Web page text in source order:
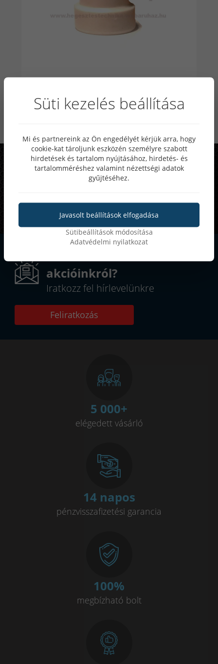
Lista ár: 3 100 Ft
Rendszeres akciók, különleges
Akár25-50%kedvezmény
akcióinkról?
Iratkozz fel hírlevelünkre
Feliratkozás
5 000+
elégedett vásárló
14 napos
pénzvisszafizetési garancia
100%
megbízható bolt
Süti kezelés beállítása
Mi és partnereink az Ön engedélyét kérjük arra, hogy
cookie-kat tároljunk eszközén személyre szabott
hirdetések és tartalom nyújtásához, hirdetés- és
tartalomméréshez valamint nézettségi adatok
gyűjtéséhez.
Javasolt beállítások elfogadása
Sütibeállítások módosítása
Adatvédelmi nyilatkozat